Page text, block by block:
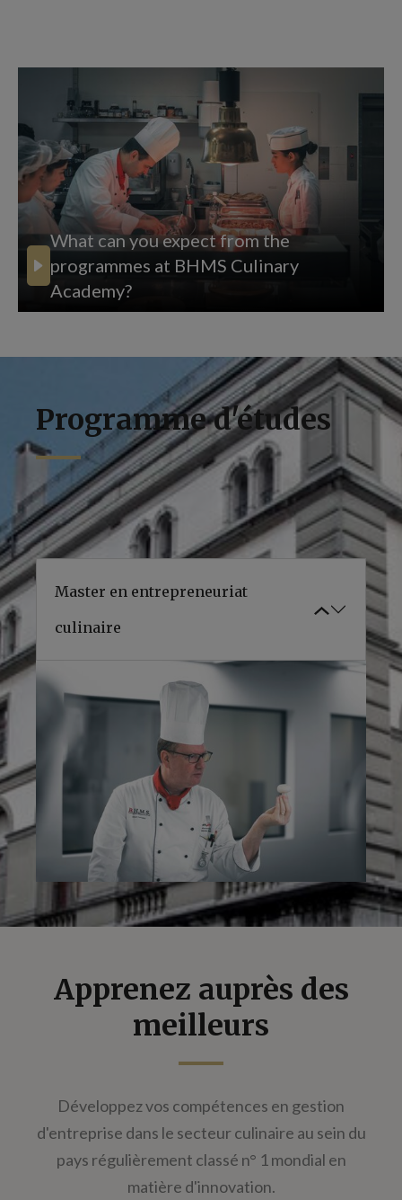
What can you expect from the
programmes at BHMS Culinary
Academy?
Programme d'études
Master en entrepreneuriat
culinaire
Apprenez auprès des
meilleurs
Développez vos compétences en gestion
d'entreprise dans le secteur culinaire au sein du
pays régulièrement classé n° 1 mondial en
matière d'innovation.